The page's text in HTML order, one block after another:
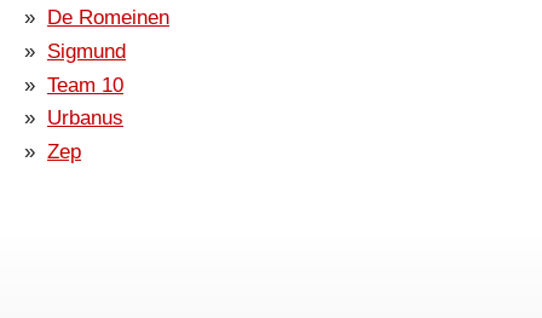
De Romeinen
Sigmund
Team 10
Urbanus
Zep